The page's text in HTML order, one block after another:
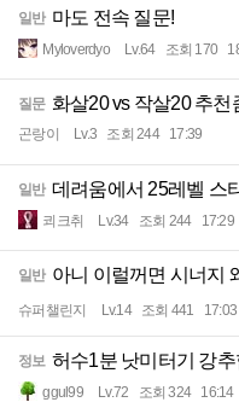
일반 마도 전속 질문!
Myloverdyo Lv.64 조회 170
질문 화살20 vs 작살20 추천
곤랑이 Lv.3 조회 244 17:39
일반 데려움에서 25레벨 스
쾨크취 Lv.34 조회 244 17:29
일반 아니 이럴꺼면 시너지
슈퍼챌린지 Lv.14 조회 441 17:03
정보 허수1분 낫미터기 강
ggul99 Lv.72 조회 324 16:14